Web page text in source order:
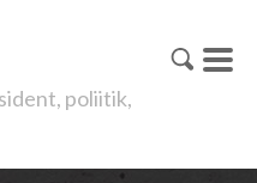
poliitik,